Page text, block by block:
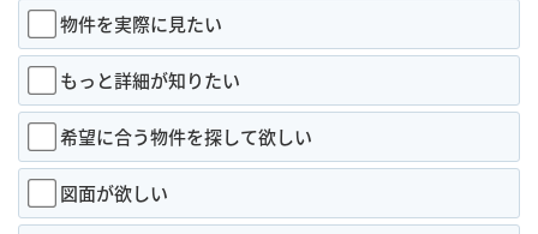
物件を実際に見たい
もっと詳細が知りたい
希望に合う物件を探して欲しい
図面が欲しい